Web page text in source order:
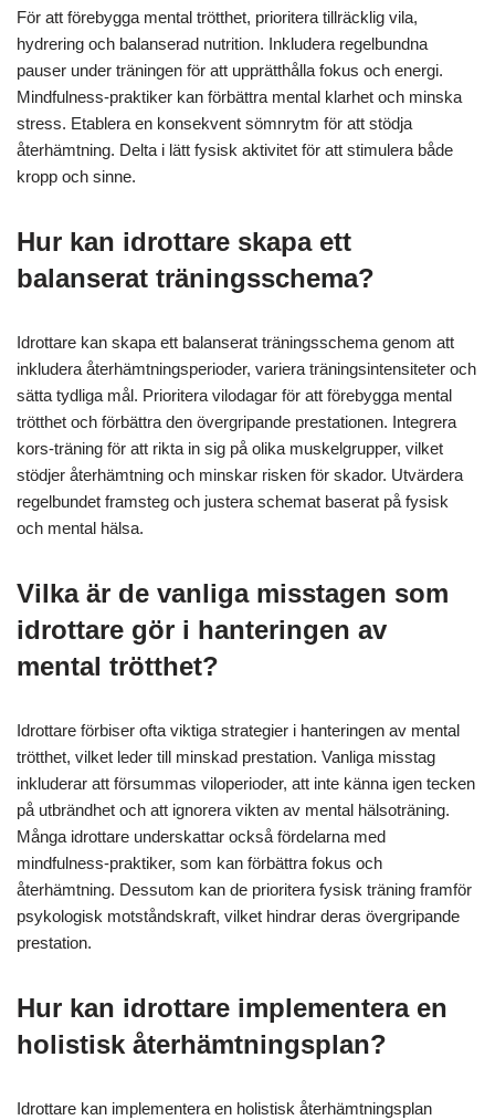
För att förebygga mental trötthet, prioritera tillräcklig vila,
hydrering och balanserad nutrition. Inkludera regelbundna
pauser under träningen för att upprätthålla fokus och energi.
Mindfulness-praktiker kan förbättra mental klarhet och minska
stress. Etablera en konsekvent sömnrytm för att stödja
återhämtning. Delta i lätt fysisk aktivitet för att stimulera både
kropp och sinne.
Hur kan idrottare skapa ett
balanserat träningsschema?
Idrottare kan skapa ett balanserat träningsschema genom att
inkludera återhämtningsperioder, variera träningsintensiteter och
sätta tydliga mål. Prioritera vilodagar för att förebygga mental
trötthet och förbättra den övergripande prestationen. Integrera
kors-träning för att rikta in sig på olika muskelgrupper, vilket
stödjer återhämtning och minskar risken för skador. Utvärdera
regelbundet framsteg och justera schemat baserat på fysisk
och mental hälsa.
Vilka är de vanliga misstagen som
idrottare gör i hanteringen av
mental trötthet?
Idrottare förbiser ofta viktiga strategier i hanteringen av mental
trötthet, vilket leder till minskad prestation. Vanliga misstag
inkluderar att försummas viloperioder, att inte känna igen tecken
på utbrändhet och att ignorera vikten av mental hälsoträning.
Många idrottare underskattar också fördelarna med
mindfulness-praktiker, som kan förbättra fokus och
återhämtning. Dessutom kan de prioritera fysisk träning framför
psykologisk motståndskraft, vilket hindrar deras övergripande
prestation.
Hur kan idrottare implementera en
holistisk återhämtningsplan?
Idrottare kan implementera en holistisk återhämtningsplan